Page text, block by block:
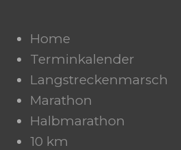
Home
Terminkalender
Langstreckenmarsch
Marathon
Halbmarathon
10 km